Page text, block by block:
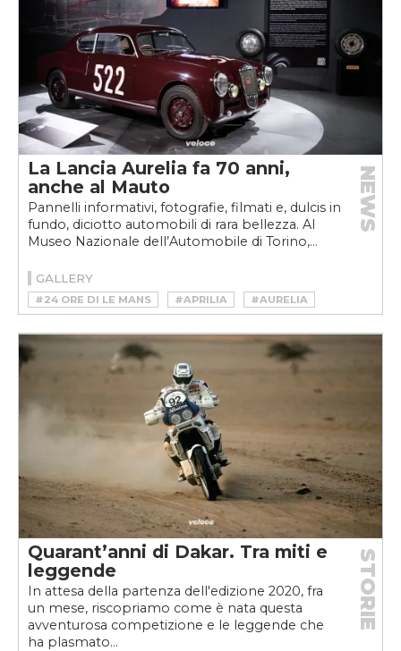
#NORTON
#PIAGGIO
#PUBBLICITÀ
#RECLAME
#TRIUMPH
#VESPA
#VINTAGE
La Lancia Aurelia fa 70 anni,
anche al Mauto
Pannelli informativi, fotografie, filmati e, dulcis in
fundo, diciotto automobili di rara bellezza. Al
Museo Nazionale dell’Automobile di Torino,...
NEWS
GALLERY
#24 ORE DI LE MANS #APRILIA
#AURELIA
#BENEDETTO CAMERANA
#CARCULTURE
#DOLCE VITA
#FERRARI
#FRANCESCO DE VIRGILIO
#LANCIA AURELIA
#LEONARDO FIORAVANTI
#MARIELLA MENGOZZI
#MAUTO
#MILLE MIGLIA
#PAOLO PININFARINA
#ROBERTO GIOLITO
#V6
#VINTAGE
Quarant’anni di Dakar. Tra miti e
leggende
In attesa della partenza dell'edizione 2020, fra
un mese, riscopriamo come è nata questa
avventurosa competizione e le leggende che
ha plasmato...
STORIE